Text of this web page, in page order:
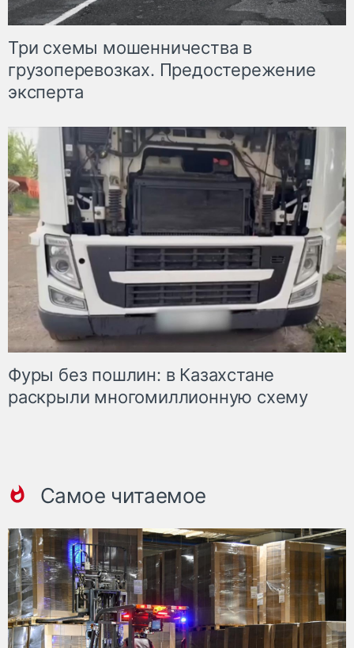
Три схемы мошенничества в
грузоперевозках. Предостережение
эксперта
Фуры без пошлин: в Казахстане
раскрыли многомиллионную схему
Самое читаемое